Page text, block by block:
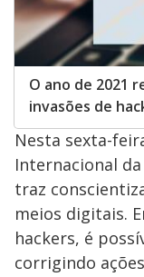
O ano de 2021
invasões de
Nesta sexta-
Internacional
traz
meios digitais.
hackers, é
corrigindo